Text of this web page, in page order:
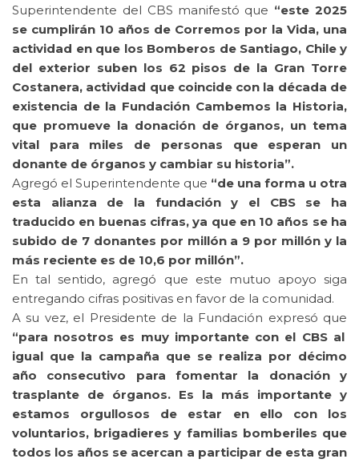
Superintendente del CBS manifestó que “este 2025
se cumplirán 10 años de Corremos por la Vida, una
actividad en que los Bomberos de Santiago, Chile y
del exterior suben los 62 pisos de la Gran Torre
Costanera, actividad que coincide con la década de
existencia de la Fundación Cambemos la Historia,
que promueve la donación de órganos, un tema
vital para miles de personas que esperan un
donante de órganos y cambiar su historia”.
Agregó el Superintendente que “de una forma u otra
esta alianza de la fundación y el CBS se ha
traducido en buenas cifras, ya que en 10 años se ha
subido de 7 donantes por millón a 9 por millón y la
más reciente es de 10,6 por millón”.
En tal sentido, agregó que este mutuo apoyo siga
entregando cifras positivas en favor de la comunidad.
A su vez, el Presidente de la Fundación expresó que
“para nosotros es muy importante con el CBS al
igual que la campaña que se realiza por décimo
año consecutivo para fomentar la donación y
trasplante de órganos. Es la más importante y
estamos orgullosos de estar en ello con los
voluntarios, brigadieres y familias bomberiles que
todos los años se acercan a participar de esta gran